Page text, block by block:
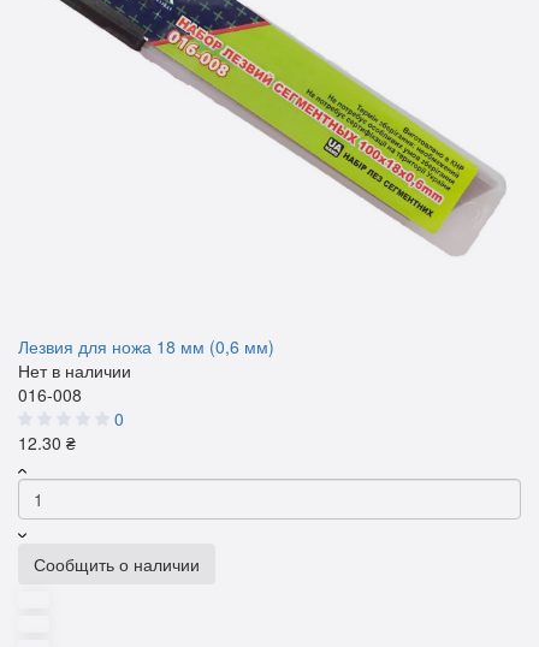
Лезвия для ножа 18 мм (0,6 мм)
Нет в наличии
016-008
0
12.30 ₴
Сообщить о наличии